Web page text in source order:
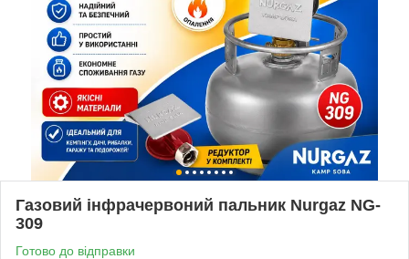
Газовий інфрачервоний пальник Nurgaz NG-
309
Готово до відправки